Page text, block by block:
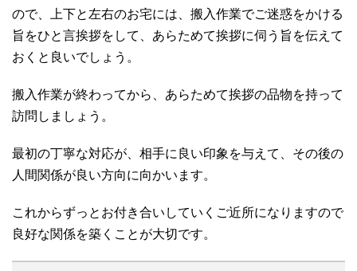
ので、上下と左右のお宅には、搬入作業でご迷惑をかける
旨をひと言挨拶をして、あらためて挨拶に伺う旨を伝えて
おくと良いでしょう。
搬入作業が終わってから、あらためて挨拶の品物を持って
訪問しましょう。
最初の丁寧な対応が、相手に良い印象を与えて、その後の
人間関係が良い方向に向かいます。
これからずっとお付き合いしていくご近所になりますので
良好な関係を築くことが大切です。